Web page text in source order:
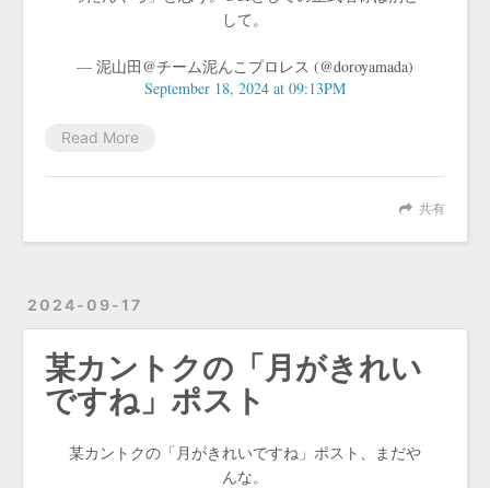
して。
— 泥山田@チーム泥んこプロレス (@doroyamada)
September 18, 2024 at 09:13PM
Read More
共有
2024-09-17
某カントクの「月がきれい
ですね」ポスト
某カントクの「月がきれいですね」ポスト、まだや
んな。